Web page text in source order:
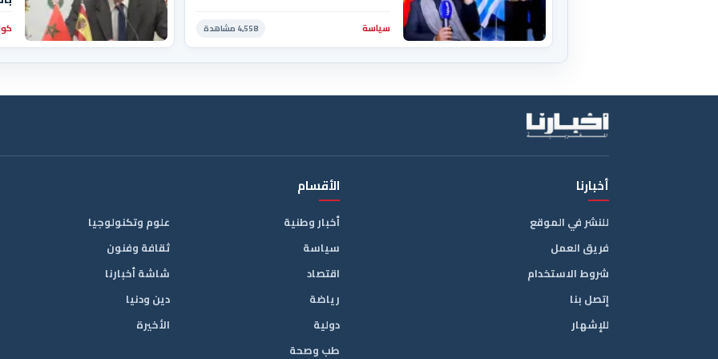
سياسة 4,558 مشاهدة
الأقسام
أخبار وطنية
سياسة
اقتصاد
رياضة
دولية
طب وصحة
علوم وتكنولوجيا
ثقافة وفنون
شاشة أخبارنا
دين ودنيا
الأخيرة
أخبارنا
للنشر في الموقع
فريق العمل
شروط الاستخدام
إتصل بنا
للإشهار